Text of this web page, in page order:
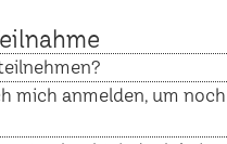
mich anmelden, um